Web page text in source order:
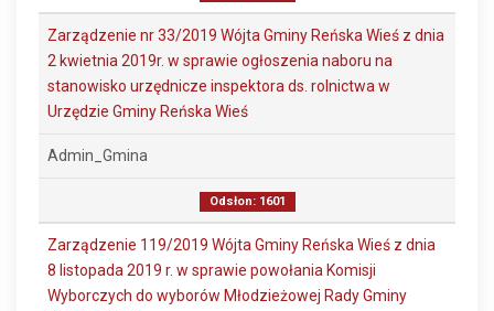
Zarządzenie nr 33/2019 Wójta Gminy Reńska Wieś z dnia
2 kwietnia 2019r. w sprawie ogłoszenia naboru na
stanowisko urzędnicze inspektora ds. rolnictwa w
Urzędzie Gminy Reńska Wieś
Admin_Gmina
Odsłon: 1601
Zarządzenie 119/2019 Wójta Gminy Reńska Wieś z dnia
8 listopada 2019 r. w sprawie powołania Komisji
Wyborczych do wyborów Młodzieżowej Rady Gminy